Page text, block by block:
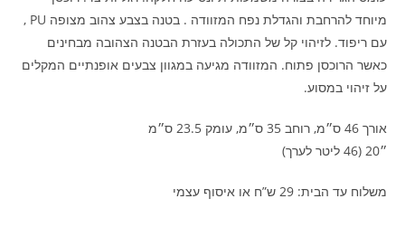
מיוחד להרחבת והגדלת נפח המזוודה . בטנה בצבע צהוב מצופה PU ,
עם ריפוד. לזיהוי קל של התכולה בעזרת הבטנה הצהובה מבחינים
כאשר הרוכסן פתוח. המזוודה מגיעה במגוון צבעים אופנתיים המקלים
על זיהוי במסוע.
אורך 46 ס״מ, רוחב 35 ס״מ, עומק 23.5 ס״מ
״20 (
46 ליטר לערך)
משלוח עד הבית: 29 ש”ח או איסוף עצמי